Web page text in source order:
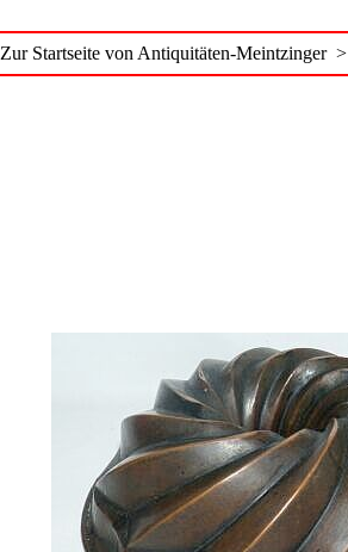
Zur Startseite von Antiquitäten-Meintzinger >